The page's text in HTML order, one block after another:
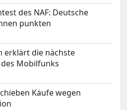
des NAF: Deutsche
punkten
erklärt die nächste
Mobilfunks
Käufe wegen